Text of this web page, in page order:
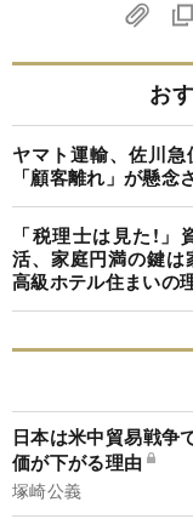
お
ヤマト運輸、佐川
「顧客離れ」が懸念
「税理士は見た!
活、家庭円満の鍵は
高級ホテル住まいの
日本は米中貿易戦争
価が下がる理由
塚崎公義